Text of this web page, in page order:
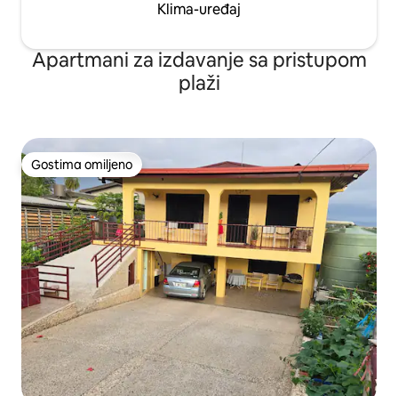
Klima-uređaj
Apartmani za izdavanje sa pristupom
plaži
Gostima omiljeno
Gostima omiljeno